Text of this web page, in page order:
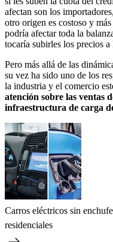
afectan son los
otro origen es costoso y
podría afectar toda la
tocaría subirles los precios
Pero más allá de las
su vez ha sido uno de los
la industria y el comercio
atención sobre las ventas
infraestructura de carga
Carros eléctricos sin
residenciales